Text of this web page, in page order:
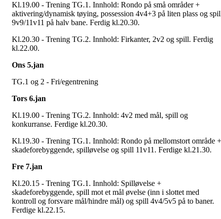
Kl.19.00 - Trening TG.1. Innhold: Rondo på små områder +
aktivering/dynamisk tøying, possession 4v4+3 på liten plass og
9v9/11v11 på halv bane. Ferdig kl.20.30.
Kl.20.30 - Trening TG.2. Innhold: Firkanter, 2v2 og spill. Ferdig
kl.22.00.
Ons 5.jan
TG.1 og 2 - Fri/egentrening
Tors 6.jan
Kl.19.00 - Trening TG.2. Innhold: 4v2 med mål, spill og
konkurranse. Ferdige kl.20.30.
Kl.19.30 - Trening TG.1. Innhold: Rondo på mellomstort område +
skadeforebyggende, spilløvelse og spill 11v11. Ferdige kl.21.30.
Fre 7.jan
Kl.20.15 - Trening TG.1. Innhold: Spilløvelse +
skadeforebyggende, spill mot et mål øvelse (inn i slottet med
kontroll og forsvare mål/hindre mål) og spill 4v4/5v5 på to baner.
Ferdige kl.22.15.